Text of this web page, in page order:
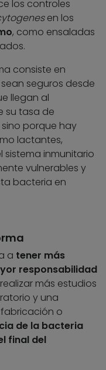
los controles
en los
, como ensaladas
consiste en
seguros desde
llegan al
su tasa de
porque hay
lactantes,
inmunitario
vulnerables y
bacteria en
a tener más
responsabilidad
más estudios
y una
o
de la bacteria
final del